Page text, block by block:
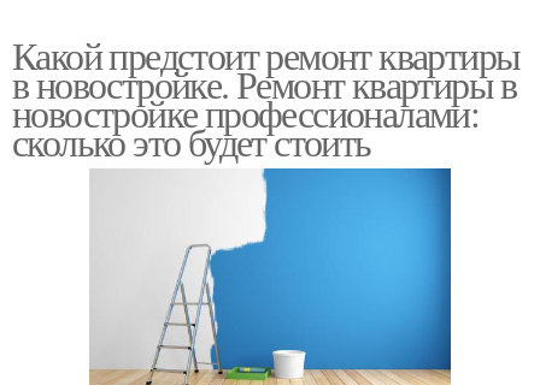
Какой предстоит ремонт квартиры
в новостройке. Ремонт квартиры в
новостройке профессионалами:
сколько это будет стоить